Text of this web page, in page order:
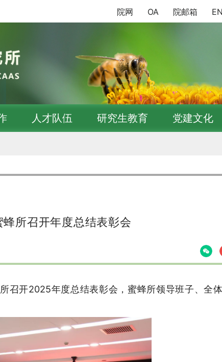
院网 OA 院邮箱
人才队伍 研究生教育 党建文化
所召开年度总结表彰会
召开2025年度总结表彰会，蜜蜂所领导班子、全